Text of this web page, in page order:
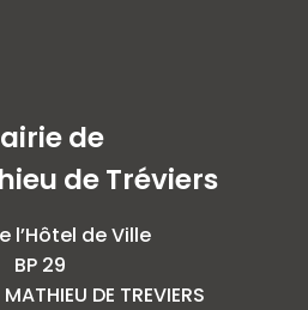
de
de Tréviers
l’Hôtel de Ville
BP 29
DE TREVIERS